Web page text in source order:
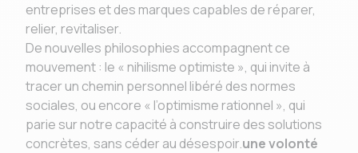
entreprises et des marques capables de réparer,
relier, revitaliser.
De nouvelles philosophies accompagnent ce
mouvement : le « nihilisme optimiste », qui invite à
tracer un chemin personnel libéré des normes
sociales, ou encore « l’optimisme rationnel », qui
parie sur notre capacité à construire des solutions
concrètes, sans céder au désespoir.une volonté